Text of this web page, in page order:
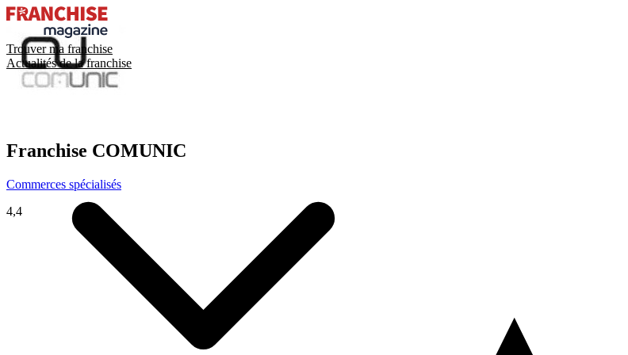
Trouver ma franchise
Actualités de la franchise
Franchise COMUNIC
Commerces spécialisés
4,4